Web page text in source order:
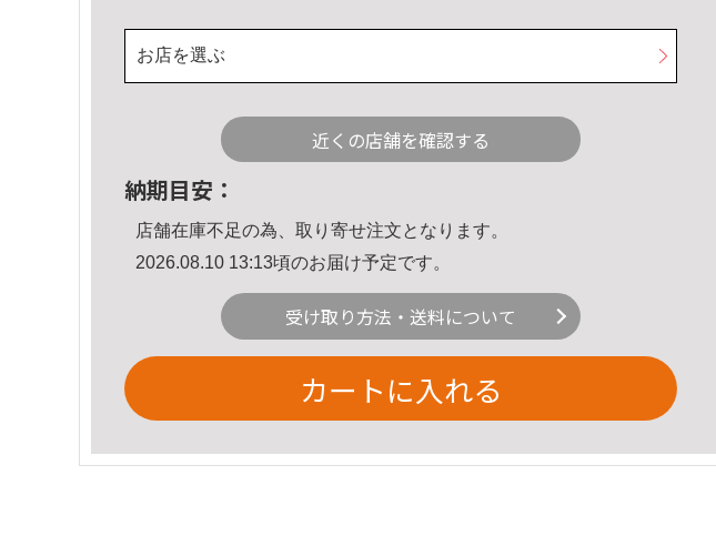
お店を選ぶ
近くの店舗を確認する
納期目安：
店舗在庫不足の為、取り寄せ注文となります。
2026.08.10 13:13頃のお届け予定です。
受け取り方法・送料について
カートに入れる